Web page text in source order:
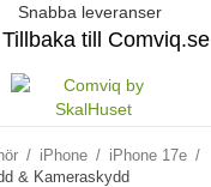
Snabba leveranser
till Comviq.se
/ iPhone / iPhone 17e /
& Kameraskydd